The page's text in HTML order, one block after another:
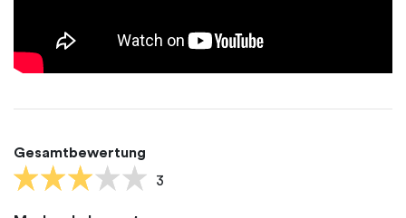
Gesamtbewertung
3